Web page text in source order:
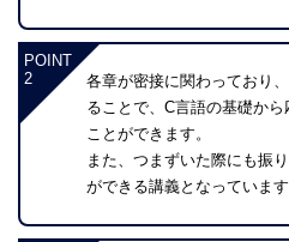
POINT
2
各章が密接に関わっており
ることで、C言語の基礎か
ことができます。
また、つまずいた際にも振
ができる講義となっています